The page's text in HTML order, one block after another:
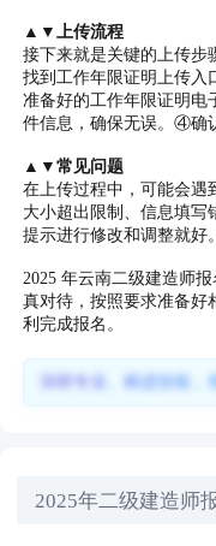
▲▼上传流程
接下来就是关键的上传步
找到工作年限证明上传
准备好的工作年限证明
件信息，确保无误。④确
▲▼常见问题
在上传过程中，可能会遇
大小超出限制、信息填写
提示进行修改和调整就好。
2025 年云南二级建造师
真对待，按照要求准备好
利完成报名。
深耕专业、精进技能，
2025年二级建造师